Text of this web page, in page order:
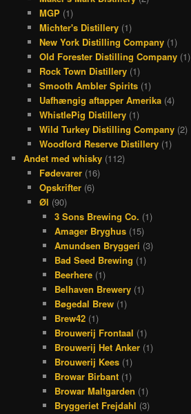
MGP(1)
Michter's Distillery(1)
New York Distilling Company(1)
Old Forester Distilling Company(1)
Rock Town Distillery(1)
Smooth Ambler Spirits(1)
Uafhængig aftapper Amerika(4)
WhistlePig Distillery(1)
Wild Turkey Distilling Company(2)
Woodford Reserve Distillery(1)
Andet med whisky (112)
Fødevarer(16)
Opskrifter(6)
Øl (90)
3 Sons Brewing Co. (1)
Amager Bryghus (15)
Amundsen Bryggeri (3)
Bad Seed Brewing (1)
Beerhere (1)
Belhaven Brewery (1)
Bøgedal Brew (1)
Brew42 (1)
Brouwerij Frontaal (1)
Brouwerij Het Anker (1)
Brouwerij Kees (1)
Browar Birbant (1)
Browar Maltgarden (1)
Bryggeriet Frejdahl (3)